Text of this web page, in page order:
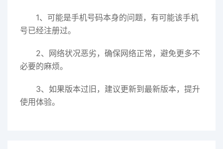
1、可能是手机号码本身的问题，有可能该手机
号已经注册过。
2、网络状况恶劣，确保网络正常，避免更多不
必要的麻烦。
3、如果版本过旧，建议更新到最新版本，提升
使用体验。